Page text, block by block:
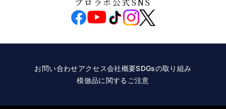
お問い合わせアクセス会社概要SDGsの取り組み
模倣品に関するご注意